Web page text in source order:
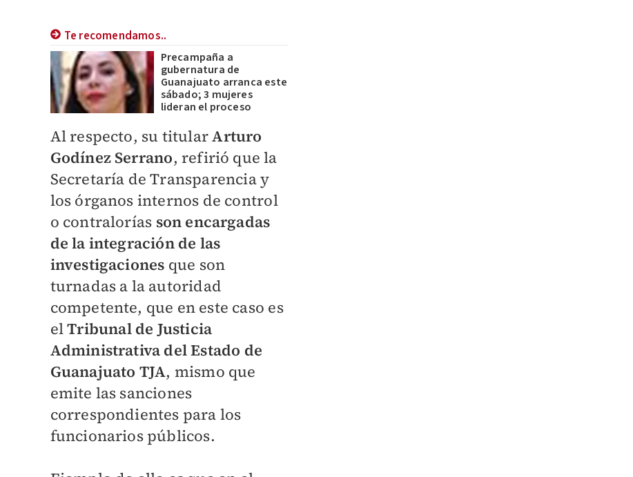
Te recomendamos..
Precampaña a
gubernatura de
Guanajuato arranca este
sábado; 3 mujeres
lideran el proceso
Al respecto, su titularArturo
Godínez Serrano, refirió que la
Secretaría de Transparencia y
los órganos internos de control
o contralorías son encargadas
de la integración de las
investigaciones que son
turnadas a la autoridad
competente, que en este caso es
elTribunal de Justicia
Administrativa del Estado de
Guanajuato TJA, mismo que
emite las sanciones
correspondientes para los
funcionarios públicos.